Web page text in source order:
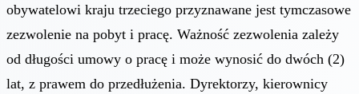
obywatelowi kraju trzeciego przyznawane jest tymczasowe
zezwolenie na pobyt i pracę. Ważność zezwolenia zależy
od długości umowy o pracę i może wynosić do dwóch (2)
lat, z prawem do przedłużenia. Dyrektorzy, kierownicy